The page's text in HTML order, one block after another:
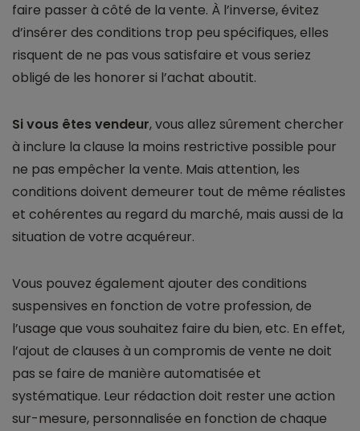
faire passer à côté de la vente. À l’inverse, évitez
d’insérer des conditions trop peu spécifiques, elles
risquent de ne pas vous satisfaire et vous seriez
obligé de les honorer si l’achat aboutit.
Si vous êtes vendeur, vous allez sûrement chercher
à inclure la clause la moins restrictive possible pour
ne pas empêcher la vente. Mais attention, les
conditions doivent demeurer tout de même réalistes
et cohérentes au regard du marché, mais aussi de la
situation de votre acquéreur.
Vous pouvez également ajouter des conditions
suspensives en fonction de votre profession, de
l’usage que vous souhaitez faire du bien, etc. En effet,
l’ajout de clauses à un compromis de vente ne doit
pas se faire de manière automatisée et
systématique. Leur rédaction doit rester une action
sur-mesure, personnalisée en fonction de chaque